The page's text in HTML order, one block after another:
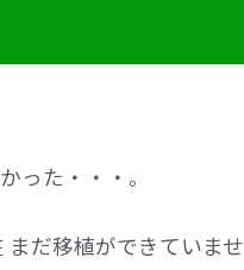
った・・・。
だ移植ができていませ